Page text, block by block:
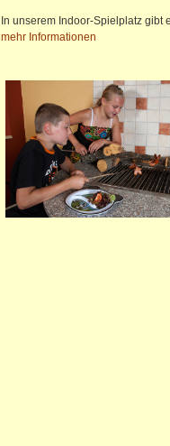
In unserem Indoor-Spielplatz gibt
mehr Informationen